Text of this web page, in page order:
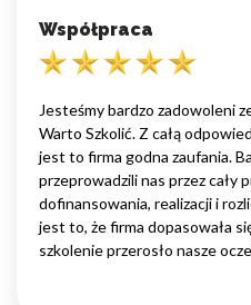
Współpraca
Jesteśmy bardzo zadowoleni
Warto Szkolić. Z całą
jest to firma godna zaufania.
przeprowadzili nas przez cały
dofinansowania, realizacji i
jest to, że firma dopasowała
szkolenie przerosło nasze